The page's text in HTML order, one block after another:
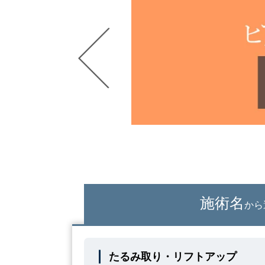
施術名 から
たるみ取り・リフトアップ